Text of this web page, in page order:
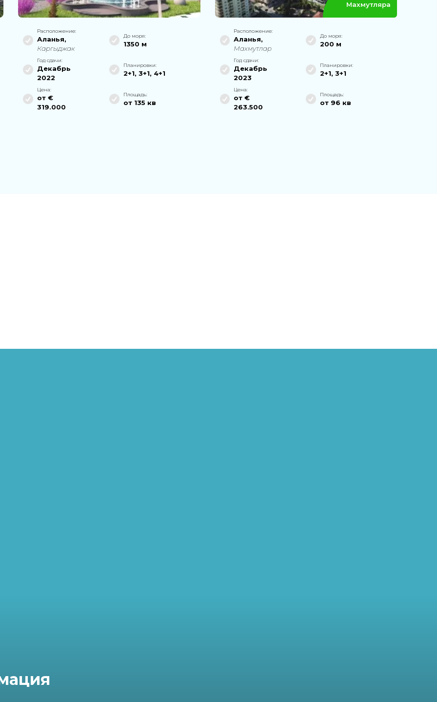
Расположение:
Аланья,
Каргыджак
До моря:
1350 м
Год сдачи:
Декабрь
2022
Планировки:
2+1, 3+1, 4+1
Цена:
от €
319.000
Площадь:
от 135 кв
Махмутляра
Расположение:
Аланья,
Махмутлар
До моря:
200 м
Год сдачи:
Декабрь
2023
Планировки:
2+1, 3+1
Цена:
от €
263.500
Площадь:
от 96 кв